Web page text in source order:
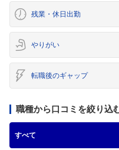
残業・休日出勤
やりがい
転職後のギャップ
職種から口コミを絞り込
すべて